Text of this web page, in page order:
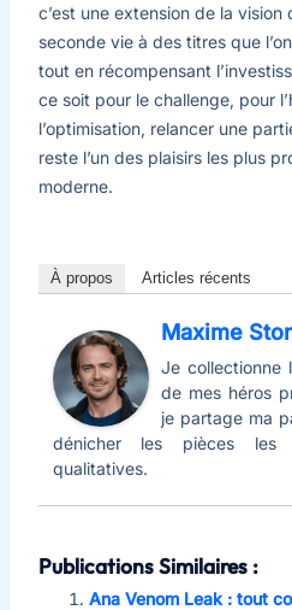
c’est une extension de la
seconde vie à des titres que
tout en récompensant
ce soit pour le challenge, pour
l’optimisation, relancer une
reste l’un des plaisirs les plus
moderne.
À propos Articles récents
Maxime
Je collectionne
de mes héros
je partage ma
dénicher les pièces les
qualitatives.
Publications Similaires :
Ana Venom Leak : tout